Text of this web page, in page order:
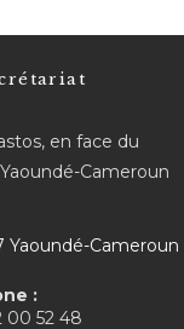
en face du
Cameroun
Yaoundé-Cameroun
:
00 52 48